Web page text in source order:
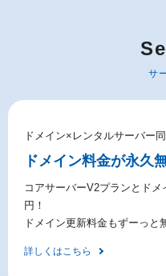
サ
ドメイン×レンタルサーバー
ドメイン料金が永久
コアサーバーV2プランとド
円！
ドメイン更新料金もずーっと
詳しくはこちら